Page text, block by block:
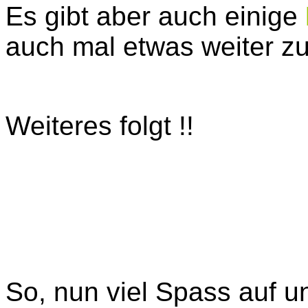
Es gibt aber auch einige
auch mal etwas weiter
Weiteres folgt !!
So, nun viel Spass auf